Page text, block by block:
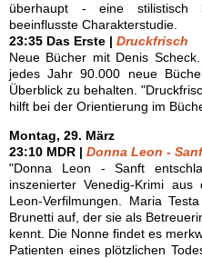
überhaupt - eine stilistisch
beeinflusste Charakterstudie.
23:35 Das Erste | Druckfrisch
Neue Bücher mit Denis
jedes Jahr 90.000 neue
Überblick zu behalten.
hilft bei der Orientierung im
Montag, 29. März
23:10 MDR | Donna Leon -
"Donna Leon - Sanft
inszenierter Venedig-Krimi
Leon-Verfilmungen. Maria
Brunetti auf, der sie als
kennt. Die Nonne findet es
Patienten eines plötzlichen